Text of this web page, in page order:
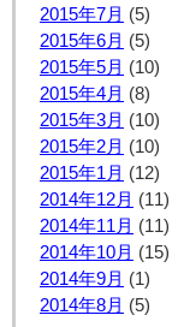
2015年7月 (5)
2015年6月 (5)
2015年5月 (10)
2015年4月 (8)
2015年3月 (10)
2015年2月 (10)
2015年1月 (12)
2014年12月 (11)
2014年11月 (11)
2014年10月 (15)
2014年9月 (1)
2014年8月 (5)